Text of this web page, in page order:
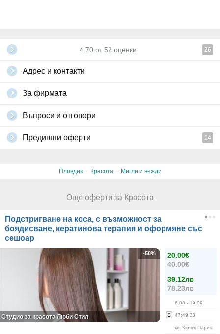
4.70 от 52 оценки 26
Адрес и контакти
За фирмата
Въпроси и отговори
Предишни оферти 14
Пловдив · Красота · Мигли и вежди
Още оферти за Красота
Подстригване на коса, с възможност за
боядисване, кератинова терапия и оформяне със
сешоар
20.00€
40.00€
39.12лв
78.23лв
6.08 - 19.09
47:49:33
кв. Кючук Париж
-50%
Студио за красота Люби Стил